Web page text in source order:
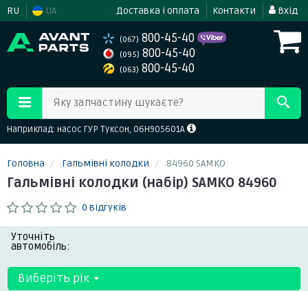
RU UA Доставка і оплата Контакти Вхід
(067) 800-45-40
(095) 800-45-40
(063) 800-45-40
Яку запчастину шукаєте?
Наприклад: насос ГУР Туксон, 06H905601A
Головна Гальмівні колодки 84960 SAMKO
Гальмівні колодки (набір) SAMKO 84960
0 відгуків
Уточніть
автомобіль:
Виберіть рік